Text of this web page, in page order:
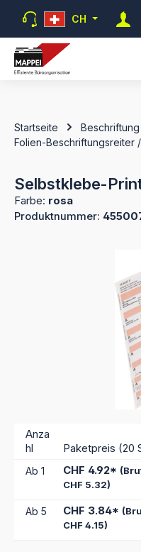
Zum Hauptinhalt springen
CH
Startseite
Beschriftung
Folien-Beschriftungsreiter
Selbstklebe-
Farbe: rosa
Produktnummer:
Anza
hl
Paketpreis (20
Ab 1 CHF 4.92*
CHF 5.32)
Ab 5 CHF 3.84*
CHF 4.15)